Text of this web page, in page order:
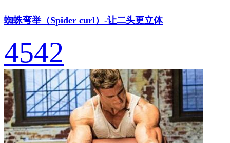
蜘蛛弯举（Spider curl）-让二头更立体
4542